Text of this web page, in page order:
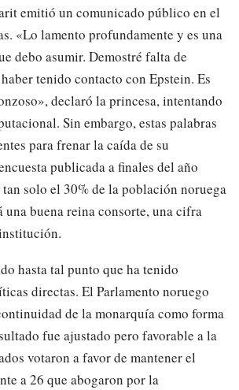
emitió un comunicado público en el
«Lo lamento profundamente y es una
debo asumir. Demostré falta de
tenido contacto con Epstein. Es
declaró la princesa, intentando
Sin embargo, estas palabras
para frenar la caída de su
publicada a finales del año
solo el 30% de la población noruega
una buena reina consorte, una cifra
hasta tal punto que ha tenido
directas. El Parlamento noruego
de la monarquía como forma
fue ajustado pero favorable a la
votaron a favor de mantener el
a 26 que abogaron por la